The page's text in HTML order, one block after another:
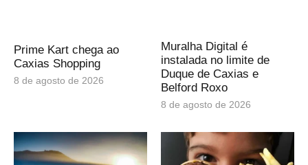
Prime Kart chega ao
Caxias Shopping
8 de agosto de 2026
Muralha Digital é
instalada no limite de
Duque de Caxias e
Belford Roxo
8 de agosto de 2026